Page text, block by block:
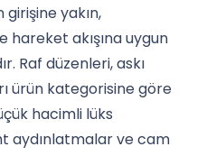
yakın,
hareket akışına uygun
Raf düzenleri, askı
ürün kategorisine göre
hacimli lüks
aydınlatmalar ve cam